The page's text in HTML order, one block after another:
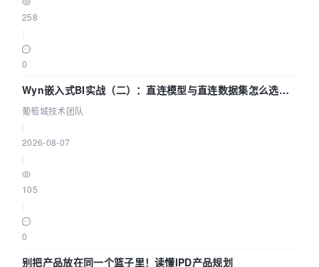
258
0
Wyn嵌入式BI实战（二）：直连模型与直连数据集怎么选，
参数为什么不生效？| 葡萄城技术团队
葡萄城技术团队
2026-08-07
105
0
别把产品放在同一个篮子里！读懂IPD产品规划